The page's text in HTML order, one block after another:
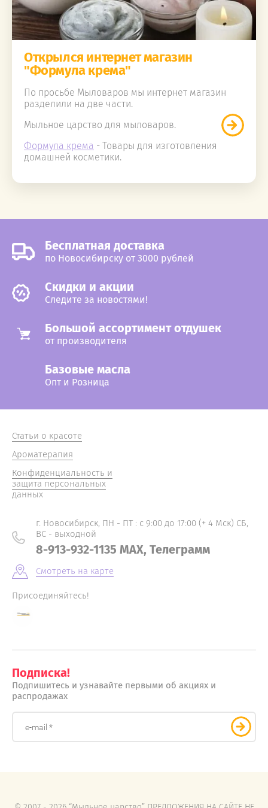
Открылся интернет магазин
"Формула крема"
По просьбе Мыловаров мы интернет магазин
разделили на две части.
Мыльное царство для мыловаров.
Формула крема - Товары для изготовления
домашней косметики.
Бесплатная доставка
по Новосибирску от 3000 рублей
Cкидки и акции
Следите за новостями!
Большой ассортимент отдушек
от производителя
Базовые масла
Опт и Розница
Статьи о красоте
Ароматерапия
Конфиденциальность и
защита персональных
данных
г. Новосибирск, ПН - ПТ : с 9:00 до 17:00 (+ 4 Мск) СБ,
ВС - выходной
8-913-932-1135 MAX, Телеграмм
Смотреть на карте
Присоединяйтесь!
Подписка!
Подпишитесь и узнавайте первыми об акциях и
распродажах